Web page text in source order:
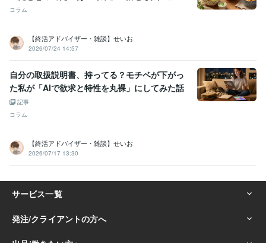
コラム
【終活アドバイザー・雑談】せいお
2026/07/24 14:57
自分の取扱説明書、持ってる？モチベが下がっ
た私が「AIで欲求と特性を丸裸」にしてみた話
記事
コラム
【終活アドバイザー・雑談】せいお
2026/07/17 13:30